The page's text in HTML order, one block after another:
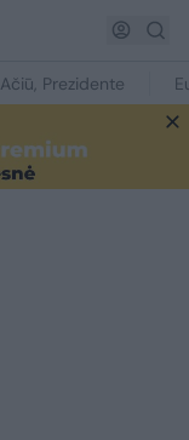
Ačiū, Prezidente